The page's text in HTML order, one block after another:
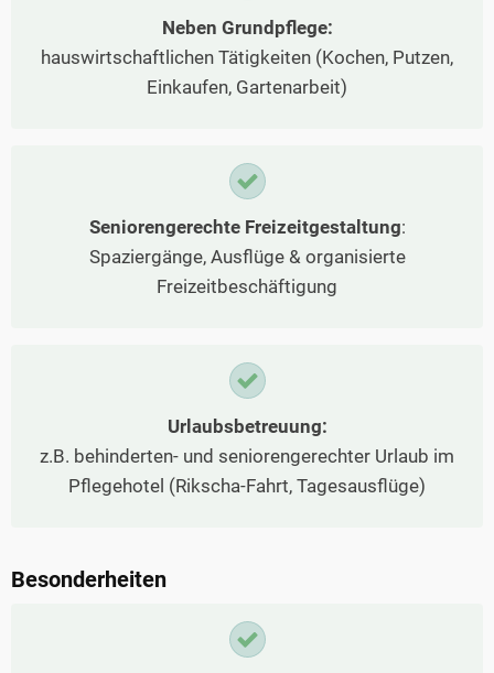
Neben Grundpflege:
hauswirtschaftlichen Tätigkeiten (Kochen, Putzen,
Einkaufen, Gartenarbeit)
Seniorengerechte Freizeitgestaltung:
Spaziergänge, Ausflüge & organisierte
Freizeitbeschäftigung
Urlaubsbetreuung:
z.B. behinderten- und seniorengerechter Urlaub im
Pflegehotel (Rikscha-Fahrt, Tagesausflüge)
Besonderheiten